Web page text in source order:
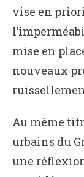
vise en
mise en
nouveaux
Au même
urbains du
une